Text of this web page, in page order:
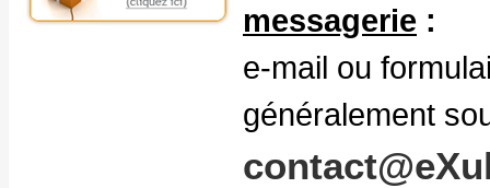
messagerie :
e-mail ou
généralement